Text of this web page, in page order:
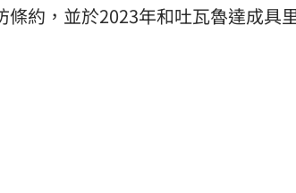
條約，並於2023年和吐瓦魯達成具